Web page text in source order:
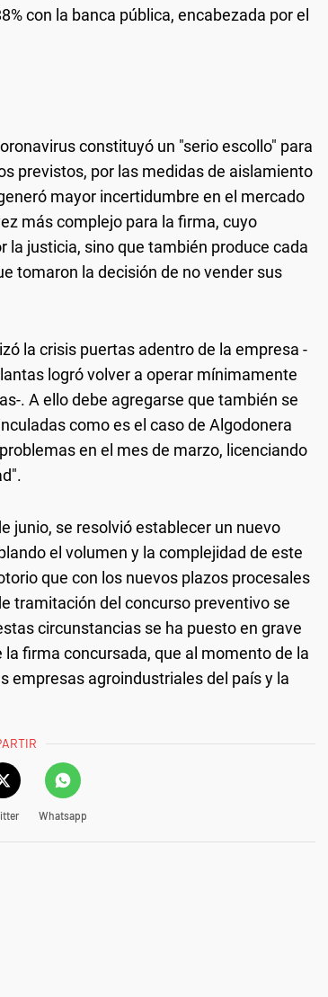
con la banca pública, encabezada por el
constituyó un "serio escollo" para
previstos, por las medidas de aislamiento
mayor incertidumbre en el mercado
más complejo para la firma, cuyo
la justicia, sino que también produce cada
tomaron la decisión de no vender sus
la crisis puertas adentro de la empresa -
logró volver a operar mínimamente
. A ello debe agregarse que también se
como es el caso de Algodonera
en el mes de marzo, licenciando
junio, se resolvió establecer un nuevo
el volumen y la complejidad de este
que con los nuevos plazos procesales
tramitación del concurso preventivo se
circunstancias se ha puesto en grave
firma concursada, que al momento de la
empresas agroindustriales del país y la
Whatsapp